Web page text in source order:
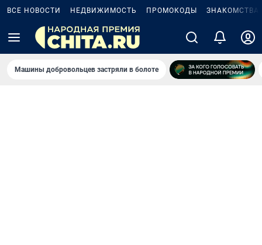
ВСЕ НОВОСТИ НЕДВИЖИМОСТЬ ПРОМОКОДЫ ЗНАКОМСТВА
Машины добровольцев застряли в болоте